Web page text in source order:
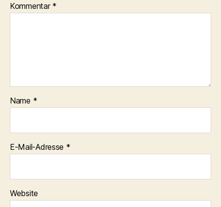
Kommentar *
Name *
E-Mail-Adresse *
Website